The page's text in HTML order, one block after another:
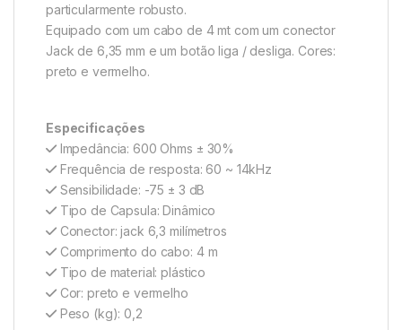
particularmente robusto.
Equipado com um cabo de 4 mt com um conector
Jack de 6,35 mm e um botão liga / desliga. Cores:
preto e vermelho.
Especificações
Impedância: 600 Ohms ± 30%
Frequência de resposta: 60 ~ 14kHz
Sensibilidade: -75 ± 3 dB
Tipo de Capsula: Dinâmico
Conector: jack 6,3 milímetros
Comprimento do cabo: 4 m
Tipo de material: plástico
Cor: preto e vermelho
Peso (kg): 0,2